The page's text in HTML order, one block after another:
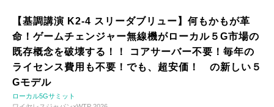
【基調講演 K2-4 スリーダブリュー】何もかもが革
命！ゲームチェンジャー無線機がローカル５G市場の
既存概念を破壊する！！ コアサーバー不要！毎年の
ライセンス費用も不要！でも、超安価！ の新しい５
Gモデル
ローカル5Gサミット